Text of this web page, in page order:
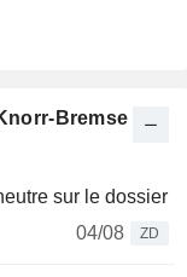
Bremse
sur le dossier
04/08
ZD